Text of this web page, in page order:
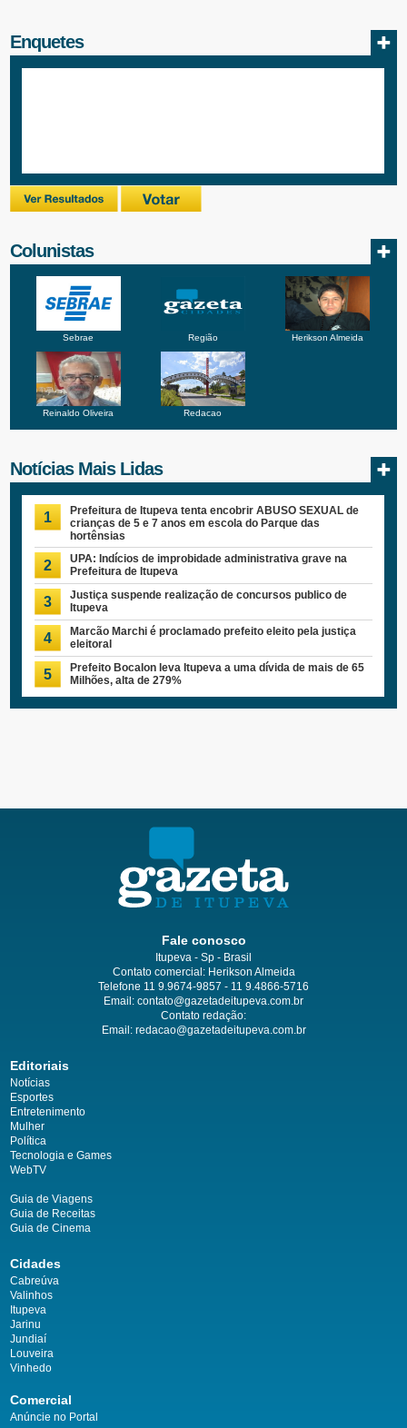
Enquetes
Colunistas
Sebrae Região Herikson Almeida
Reinaldo Oliveira Redacao
Notícias Mais Lidas
1
Prefeitura de Itupeva tenta encobrir ABUSO SEXUAL de
crianças de 5 e 7 anos em escola do Parque das
hortênsias
2
UPA: Indícios de improbidade administrativa grave na
Prefeitura de Itupeva
3
Justiça suspende realização de concursos publico de
Itupeva
4
Marcão Marchi é proclamado prefeito eleito pela justiça
eleitoral
5
Prefeito Bocalon leva Itupeva a uma dívida de mais de 65
Milhões, alta de 279%
Fale conosco
Itupeva - Sp - Brasil
Contato comercial: Herikson Almeida
Telefone 11 9.9674-9857 - 11 9.4866-5716
Email: contato@gazetadeitupeva.com.br
Contato redação:
Email: redacao@gazetadeitupeva.com.br
Editoriais
Notícias
Esportes
Entretenimento
Mulher
Política
Tecnologia e Games
WebTV
Guia de Viagens
Guia de Receitas
Guia de Cinema
Cidades
Cabreúva
Valinhos
Itupeva
Jarinu
Jundiaí
Louveira
Vinhedo
Comercial
Anúncie no Portal